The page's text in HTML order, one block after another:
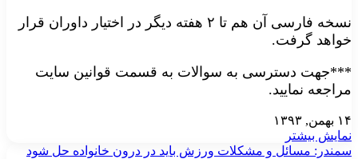
نسخه فارسی آن هم تا ۲ هفته دیگر در اختیار داوران قرار
خواهد گرفت.
***جهت دسترسی به سوالات به قسمت قوانین سایت
مراجعه نمایید.
۱۴ بهمن, ۱۳۹۳
نمایش بیشتر
سمندر: مسائل و مشكلات ورزش بايد در درون خانواده حل شود